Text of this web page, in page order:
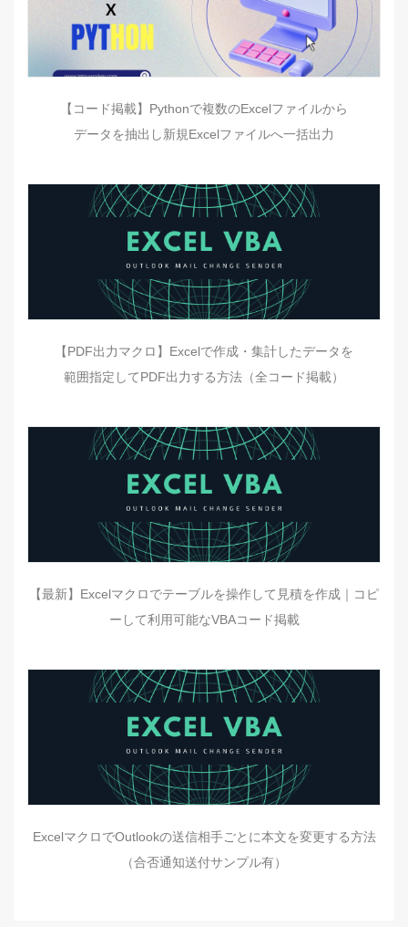
【コード掲載】Pythonで複数のExcelファイルから
データを抽出し新規Excelファイルへ一括出力
【PDF出力マクロ】Excelで作成・集計したデータを
範囲指定してPDF出力する方法（全コード掲載）
【最新】Excelマクロでテーブルを操作して見積を作成｜コピ
ーして利用可能なVBAコード掲載
ExcelマクロでOutlookの送信相手ごとに本文を変更する方法
（合否通知送付サンプル有）